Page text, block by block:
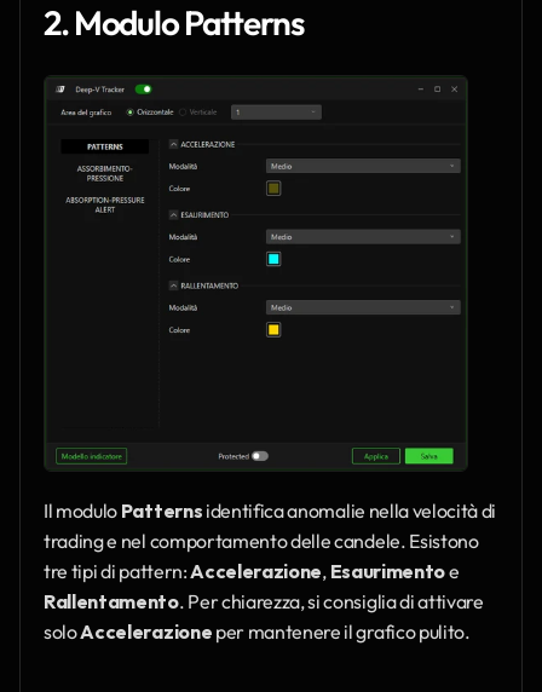
2. Modulo Patterns
Il modulo Patterns identifica anomalie nella velocità di
trading e nel comportamento delle candele. Esistono
tre tipi di pattern: Accelerazione, Esaurimento
Rallentamento. Per chiarezza, si consiglia di attivare
solo Accelerazione per mantenere il grafico pulito.